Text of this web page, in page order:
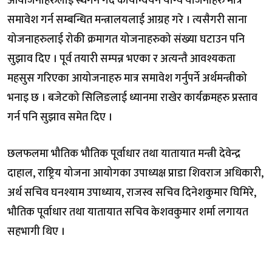
समावेश गर्न सम्बन्धित मन्त्रालयलाई आग्रह गरे । त्यसैगरी साना
योजनाहरुलाई रोकी क्रमागत योजनाहरुको संख्या घटाउन पनि
सुझाव दिए । पूर्व तयारी सम्पन्न भएका र अत्यन्तै आवश्यकता
महसुस गरिएका आयोजनाहरु मात्र समावेश गर्नुपर्ने अर्थमन्त्रीको
भनाइ छ । बजेटको सिलिङलाई ध्यानमा राखेर कार्यक्रमहरु प्रस्ताव
गर्न पनि सुझाव समेत दिए ।
छलफलमा भौतिक भौतिक पूर्वाधार तथा यातायात मन्त्री देवेन्द्र
दाहाल, राष्ट्रिय योजना आयोगका उपाध्यक्ष प्राडा शिवराज अधिकारी,
अर्थ सचिव घनश्याम उपाध्याय, राजस्व सचिव दिनेशकुमार घिमिरे,
भौतिक पूर्वाधार तथा यातायात सचिव केशवकुमार शर्मा लगायत
सहभागी थिए ।